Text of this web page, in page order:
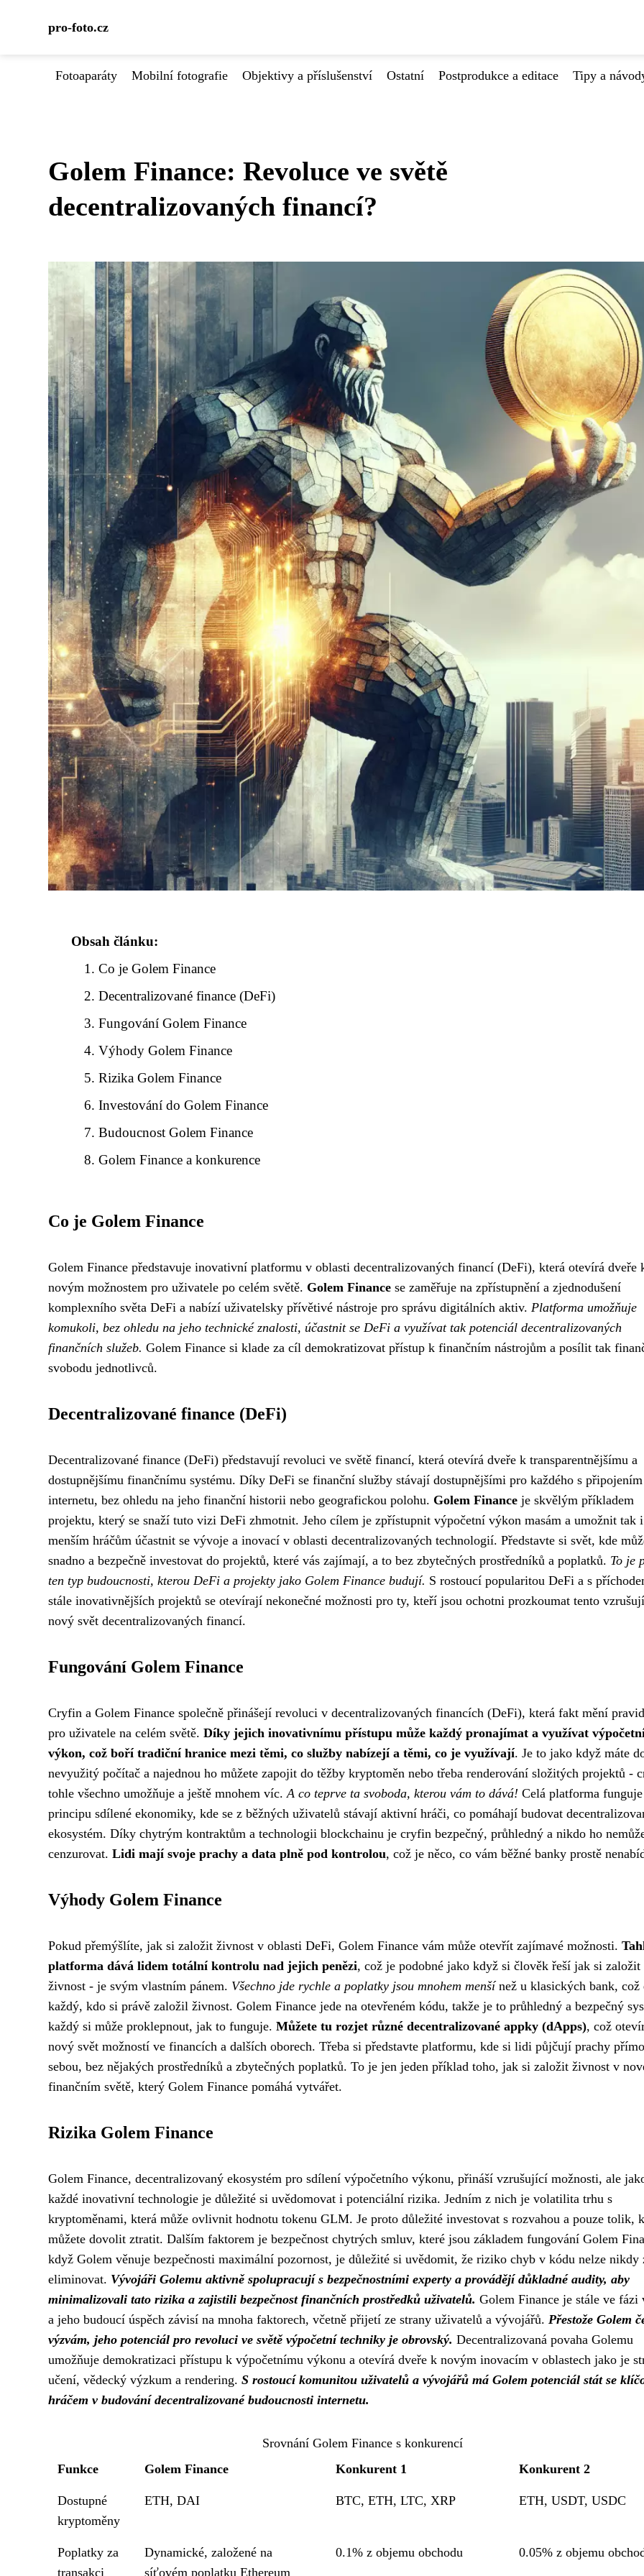
pro-foto.cz
Fotoaparáty Mobilní fotografie Objektivy a příslušenství Ostatní Postprodukce a editace Tipy a
Golem Finance: Revoluce ve světě
decentralizovaných financí?
Obsah článku:
Co je Golem Finance
Decentralizované finance (DeFi)
Fungování Golem Finance
Výhody Golem Finance
Rizika Golem Finance
Investování do Golem Finance
Budoucnost Golem Finance
Golem Finance a konkurence
Co je Golem Finance
Golem Finance představuje inovativní platformu v oblasti decentralizovaných financí (DeFi), která otevírá dveře
novým možnostem pro uživatele po celém světě. Golem Finance se zaměřuje na zpřístupnění a zjednodušení
komplexního světa DeFi a nabízí uživatelsky přívětivé nástroje pro správu digitálních aktiv. Platforma umožňuje
komukoli, bez ohledu na jeho technické znalosti, účastnit se DeFi a využívat tak potenciál decentralizovaných
finančních služeb. Golem Finance si klade za cíl demokratizovat přístup k finančním nástrojům a posílit tak
svobodu jednotlivců.
Decentralizované finance (DeFi)
Decentralizované finance (DeFi) představují revoluci ve světě financí, která otevírá dveře k transparentnějšímu a
dostupnějšímu finančnímu systému. Díky DeFi se finanční služby stávají dostupnějšími pro každého s
internetu, bez ohledu na jeho finanční historii nebo geografickou polohu. Golem Finance je skvělým příkladem
projektu, který se snaží tuto vizi DeFi zhmotnit. Jeho cílem je zpřístupnit výpočetní výkon masám a umožnit tak i
menším hráčům účastnit se vývoje a inovací v oblasti decentralizovaných technologií. Představte si svět, kde
snadno a bezpečně investovat do projektů, které vás zajímají, a to bez zbytečných prostředníků a poplatků. To je
ten typ budoucnosti, kterou DeFi a projekty jako Golem Finance budují. S rostoucí popularitou DeFi a s
stále inovativnějších projektů se otevírají nekonečné možnosti pro ty, kteří jsou ochotni prozkoumat tento
nový svět decentralizovaných financí.
Fungování Golem Finance
Cryfin a Golem Finance společně přinášejí revoluci v decentralizovaných financích (DeFi), která fakt mění
pro uživatele na celém světě. Díky jejich inovativnímu přístupu může každý pronajímat a využívat
výkon, což boří tradiční hranice mezi těmi, co služby nabízejí a těmi, co je využívají. Je to jako když máte
nevyužitý počítač a najednou ho můžete zapojit do těžby kryptoměn nebo třeba renderování složitých projektů -
tohle všechno umožňuje a ještě mnohem víc.A co teprve ta svoboda, kterou vám to dává! Celá platforma
principu sdílené ekonomiky, kde se z běžných uživatelů stávají aktivní hráči, co pomáhají budovat
ekosystém. Díky chytrým kontraktům a technologii blockchainu je cryfin bezpečný, průhledný a nikdo ho
cenzurovat. Lidi mají svoje prachy a data plně pod kontrolou, což je něco, co vám běžné banky prostě
Výhody Golem Finance
Pokud přemýšlíte, jak si založit živnost v oblasti DeFi, Golem Finance vám může otevřít zajímavé možnosti.
platforma dává lidem totální kontrolu nad jejich penězi, což je podobné jako když si člověk řeší jak si založit
živnost - je svým vlastním pánem. Všechno jde rychle a poplatky jsou mnohem menšínež u klasických bank, což
každý, kdo si právě založil živnost. Golem Finance jede na otevřeném kódu, takže je to průhledný a bezpečný
každý si může proklepnout, jak to funguje. Můžete tu rozjet různé decentralizované appky (dApps), což
nový svět možností ve financích a dalších oborech. Třeba si představte platformu, kde si lidi půjčují prachy
sebou, bez nějakých prostředníků a zbytečných poplatků. To je jen jeden příklad toho, jak si založit živnost v
finančním světě, který Golem Finance pomáhá vytvářet.
Rizika Golem Finance
Golem Finance, decentralizovaný ekosystém pro sdílení výpočetního výkonu, přináší vzrušující možnosti, ale
každé inovativní technologie je důležité si uvědomovat i potenciální rizika. Jedním z nich je volatilita trhu s
kryptoměnami, která může ovlivnit hodnotu tokenu GLM. Je proto důležité investovat s rozvahou a pouze tolik,
můžete dovolit ztratit. Dalším faktorem je bezpečnost chytrých smluv, které jsou základem fungování Golem
když Golem věnuje bezpečnosti maximální pozornost, je důležité si uvědomit, že riziko chyb v kódu nelze nikdy
eliminovat. Vývojáři Golemu aktivně spolupracují s bezpečnostními experty a provádějí důkladné audity, aby
minimalizovali tato rizika a zajistili bezpečnost finančních prostředků uživatelů. Golem Finance je stále ve fázi
a jeho budoucí úspěch závisí na mnoha faktorech, včetně přijetí ze strany uživatelů a vývojářů. Přestože Golem
výzvám, jeho potenciál pro revoluci ve světě výpočetní techniky je obrovský. Decentralizovaná povaha Golemu
umožňuje demokratizaci přístupu k výpočetnímu výkonu a otevírá dveře k novým inovacím v oblastech jako je
učení, vědecký výzkum a rendering. S rostoucí komunitou uživatelů a vývojářů má Golem potenciál stát se
hráčem v budování decentralizované budoucnosti internetu.
Srovnání Golem Finance s konkurencí
Funkce
Golem Finance Konkurent 1 Konkurent 2
Dostupné
kryptoměny
ETH, DAI BTC, ETH, LTC, XRP ETH, USDT, USDC
Poplatky za
transakci
Dynamické, založené na
síťovém poplatku Ethereum
0.1% z objemu obchodu 0.05% z objemu